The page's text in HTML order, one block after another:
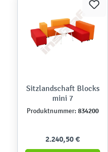
Sitzlandschaft Blocks
mini 7
Produktnummer: 834200
2.240,50 €